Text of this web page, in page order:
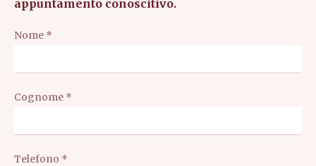
appuntamento conoscitivo.
Nome *
Cognome *
Telefono *